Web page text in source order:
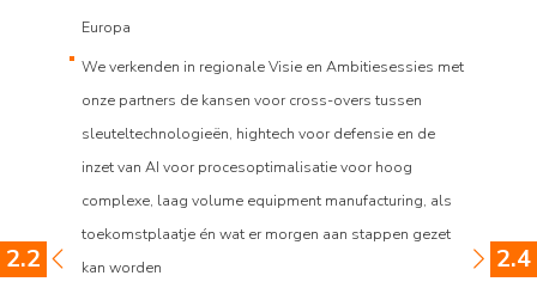
2.2 2.4
Europa
We verkenden in regionale Visie en Ambitiesessies met
onze partners de kansen voor cross-overs tussen
sleuteltechnologieën, hightech voor defensie en de
inzet van AI voor procesoptimalisatie voor hoog
complexe, laag volume equipment manufacturing, als
toekomstplaatje én wat er morgen aan stappen gezet
kan worden